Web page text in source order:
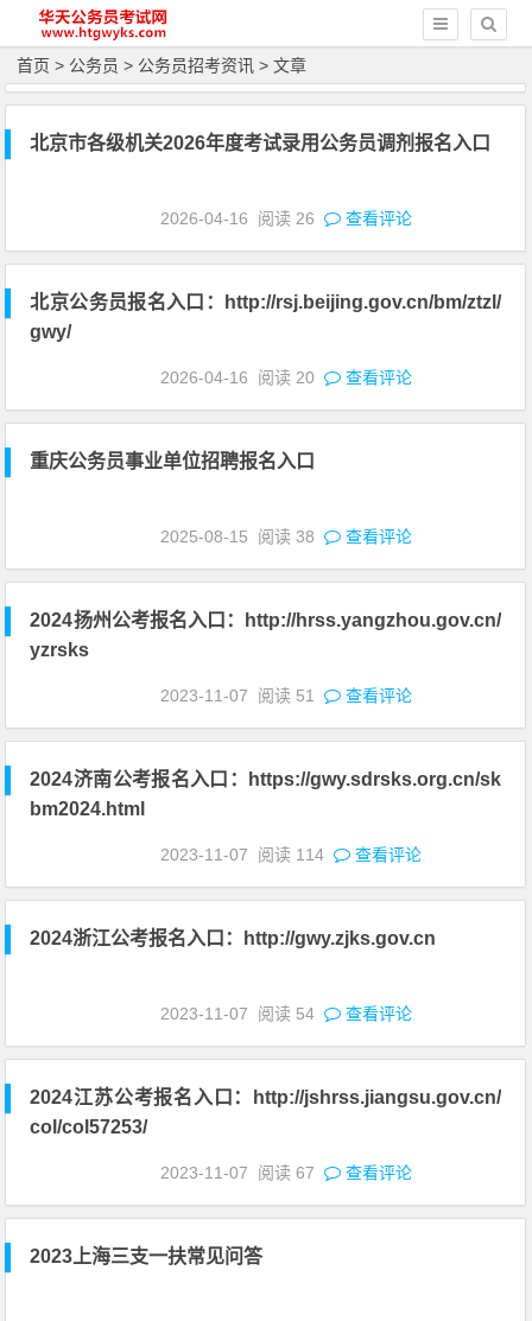
首页 > 公务员 > 公务员招考资讯 > 文章
北京市各级机关2026年度考试录用公务员调剂报名入口
2026-04-16 阅读 26 查看评论
北京公务员报名入口：http://rsj.beijing.gov.cn/bm/ztzl/
gwy/
2026-04-16 阅读 20 查看评论
重庆公务员事业单位招聘报名入口
2025-08-15 阅读38 查看评论
2024扬州公考报名入口：http://hrss.yangzhou.gov.cn/
yzrsks
2023-11-07 阅读 51 查看评论
2024济南公考报名入口：https://gwy.sdrsks.org.cn/sk
bm2024.html
2023-11-07 阅读 114 查看评论
2024浙江公考报名入口：http://gwy.zjks.gov.cn
2023-11-07 阅读 54 查看评论
2024江苏公考报名入口：http://jshrss.jiangsu.gov.cn/
col/col57253/
2023-11-07 阅读67 查看评论
2023上海三支一扶常见问答